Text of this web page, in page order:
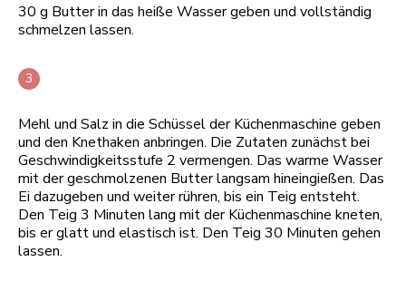
30 g Butter in das heiße Wasser geben und vollständig
schmelzen lassen.
Mehl und Salz in die Schüssel der Küchenmaschine geben
und den Knethaken anbringen. Die Zutaten zunächst bei
Geschwindigkeitsstufe 2 vermengen. Das warme Wasser
mit der geschmolzenen Butter langsam hineingießen. Das
Ei dazugeben und weiter rühren, bis ein Teig entsteht.
Den Teig 3 Minuten lang mit der Küchenmaschine kneten,
bis er glatt und elastisch ist. Den Teig 30 Minuten gehen
lassen.